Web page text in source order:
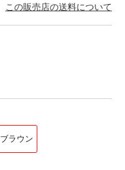
この販売店の送料について
ブラウン